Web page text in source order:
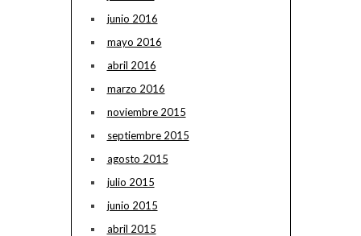
junio 2016
mayo 2016
abril 2016
marzo 2016
noviembre 2015
septiembre 2015
agosto 2015
julio 2015
junio 2015
abril 2015